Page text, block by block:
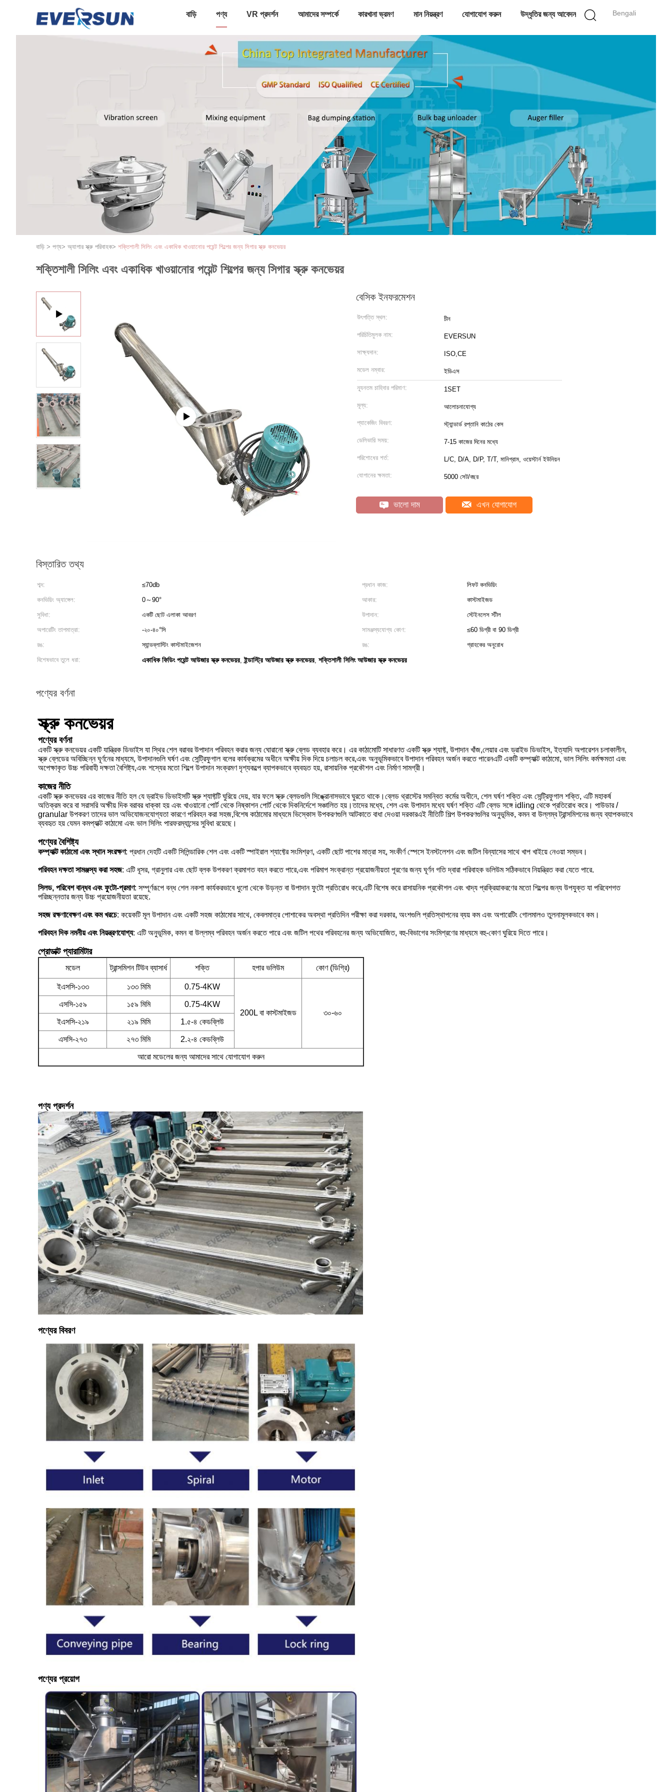
Bengali
বাড়ি পণ্য VR প্রদর্শন আমাদের সম্পর্কে কারখানা ভ্রমণ মান নিয়ন্ত্রণ যোগাযোগ করুন উদ্ধৃতির জন্য আবেদন
বাড়ি > পণ্য> অ্যাগার স্ক্রু পরিবাহক> শক্তিশালী সিলিং এবং একাধিক খাওয়ানোর পয়েন্ট শিল্পের জন্য সিগার স্ক্রু কনভেয়র
শক্তিশালী সিলিং এবং একাধিক খাওয়ানোর পয়েন্ট শিল্পের জন্য সিগার স্ক্রু কনভেয়র
বেসিক ইনফরমেশন
উৎপত্তি স্থল: চীন
পরিচিতিমুলক নাম: EVERSUN
সাক্ষ্যদান: ISO,CE
মডেল নম্বার: ইডিএস
ন্যূনতম চাহিদার পরিমাণ: 1SET
মূল্য: আলোচনাযোগ্য
প্যাকেজিং বিবরণ: স্ট্যান্ডার্ড রপ্তানি কাঠের কেস
ডেলিভারি সময়: 7-15 কাজের দিনের মধ্যে
পরিশোধের শর্ত: L/C, D/A, D/P, T/T, মানিগ্রাম, ওয়েস্টার্ন ইউনিয়ন
যোগানের ক্ষমতা: 5000 সেট/বছর
ভালো দাম এখন যোগাযোগ
বিস্তারিত তথ্য
শব্দ: ≤70db প্রধান কাজ:
লিফট কনভিয়িং
কনভিয়িং অ্যাঙ্গেল:
0～90° আকার:
কাস্টমাইজড
সুবিধা:
একটি ছোট এলাকা আবরণ উপাদান:
স্টেইনলেস স্টীল
অপারেটিং তাপমাত্রা:
-২০-৪০°সি সামঞ্জস্যযোগ্য কোণ:
≤60 ডিগ্রী বা 90 ডিগ্রী
রঙ:
স্যান্ডব্লাস্টিং কাস্টমাইজেশন রঙ:
গ্রাহকের অনুরোধ
বিশেষভাবে তুলে ধরা:
একাধিক ফিডিং পয়েন্ট আউজার স্ক্রু কনভেয়র,ইন্ডাস্ট্রি আউজার স্ক্রু কনভেয়র, শক্তিশালী সিলিং আউজার স্ক্রু কনভেয়র
পণ্যের বর্ণনা
স্ক্রু কনভেয়র
পণ্যের বর্ণনা
একটি স্ক্রু কনভেয়র একটি যান্ত্রিক ডিভাইস যা স্থির শেল বরাবর উপাদান পরিবহন করার জন্য ঘোরানো স্ক্রু ব্লেড ব্যবহার করে। এর কাঠামোটি সাধারণত একটি স্ক্রু শ্যাফ্ট, উপাদান খাঁজ,লেয়ার এবং ড্রাইভ ডিভাইস, ইত্যাদি অপারেশন চলাকালীন,
স্ক্রু ব্লেডের অবিচ্ছিন্ন ঘূর্ণনের মাধ্যমে, উপাদানগুলি ঘর্ষণ এবং সেন্ট্রিফুগাল বলের কার্যক্রমের অধীনে অক্ষীয় দিক দিয়ে চলাচল করে,এবং অনুভূমিকভাবে উপাদান পরিবহন অর্জন করতে পারেনএটি একটি কম্প্যাক্ট কাঠামো, ভাল সিলিং কর্মক্ষমতা এবং
অপেক্ষাকৃত উচ্চ পরিবাহী দক্ষতা বৈশিষ্ট্য,এবং শস্যের মতো শিল্পে উপাদান সংক্রমণ দৃশ্যকল্পে ব্যাপকভাবে ব্যবহৃত হয়, রাসায়নিক প্রকৌশল এবং নির্মাণ সামগ্রী।
কাজের নীতি
একটি স্ক্রু কনভেয়র এর কাজের নীতি হল যে ড্রাইভ ডিভাইসটি স্ক্রু শ্যাফ্টটি ঘুরিয়ে দেয়, যার ফলে স্ক্রু ব্লেডগুলি সিঙ্ক্রোনাসভাবে ঘুরতে থাকে।ব্লেড থ্রাস্টের সমন্বিত কর্মের অধীনে, শেল ঘর্ষণ শক্তি এবং সেন্ট্রিফুগাল শক্তি, এটি মহাকর্ষ
অতিক্রম করে বা সরাসরি অক্ষীয় দিক বরাবর ধাক্কা হয় এবং খাওয়ানো পোর্ট থেকে নিষ্কাশন পোর্ট থেকে দিকনির্দেশে সঞ্চালিত হয়।তাদের মধ্যে, শেল এবং উপাদান মধ্যে ঘর্ষণ শক্তি এটি ব্লেড সঙ্গে idling থেকে প্রতিরোধ করে। পাউডার /
granular উপকরণ তাদের ভাল অভিযোজনযোগ্যতা কারণে পরিবহন করা সহজ,বিশেষ কাঠামোর মাধ্যমে ভিস্কোস উপকরণগুলি আটকাতে বাধা দেওয়া দরকারএই নীতিটি শিল্প উপকরণগুলির অনুভূমিক, কমন বা উল্লম্ব ট্রান্সমিশনের জন্য ব্যাপকভাবে
ব্যবহৃত হয় যেমন কমপ্যাক্ট কাঠামো এবং ভাল সিলিং পারফরম্যান্সের সুবিধা রয়েছে।
পণ্যের বৈশিষ্ট্য
কম্প্যাক্ট কাঠামো এবং স্থান সংরক্ষণ: প্রধান দেহটি একটি সিলিন্ডারিক শেল এবং একটি স্পাইরাল শ্যাফ্টের সংমিশ্রণ, একটি ছোট পাশের মাত্রা সহ, সংকীর্ণ স্পেসে ইনস্টলেশন এবং জটিল বিন্যাসের সাথে খাপ খাইয়ে নেওয়া সম্ভব।
পরিবহন দক্ষতা সামঞ্জস্য করা সহজ: এটি ধূসর, গ্রানুলার এবং ছোট ব্লক উপকরণ ক্রমাগত বহন করতে পারে,এবং পরিমাপ সংক্রান্ত প্রয়োজনীয়তা পূরণের জন্য ঘূর্ণন গতি দ্বারা পরিবাহক ভলিউম সঠিকভাবে নিয়ন্ত্রিত করা যেতে পারে.
সিলড, পরিবেশ বান্ধব এবং ফুটো-প্রমাণ: সম্পূর্ণরূপে বন্ধ শেল নকশা কার্যকরভাবে ধুলো থেকে উড়ন্ত বা উপাদান ফুটো প্রতিরোধ করে,এটি বিশেষ করে রাসায়নিক প্রকৌশল এবং খাদ্য প্রক্রিয়াকরণের মতো শিল্পের জন্য উপযুক্ত যা পরিবেশগত
পরিচ্ছন্নতার জন্য উচ্চ প্রয়োজনীয়তা রয়েছে.
সহজ রক্ষণাবেক্ষণ এবং কম খরচে: কয়েকটি মূল উপাদান এবং একটি সহজ কাঠামোর সাথে, কেবলমাত্র পোশাকের অবস্থা প্রতিদিন পরীক্ষা করা দরকার, অংশগুলি প্রতিস্থাপনের ব্যয় কম এবং অপারেটিং গোলমালও তুলনামূলকভাবে কম।
পরিবহন দিক নমনীয় এবং নিয়ন্ত্রণযোগ্য: এটি অনুভূমিক, কমন বা উল্লম্ব পরিবহন অর্জন করতে পারে এবং জটিল পথের পরিবহনের জন্য অভিযোজিত, বহু-বিভাগের সংমিশ্রণের মাধ্যমে বহু-কোণ ঘুরিয়ে দিতে পারে।
প্রোডাক্ট প্যারামিটার
মডেল ট্রান্সমিশন টিউব ব্যাসার্ধ শক্তি হপার ভলিউম কোণ (ডিগ্রি)
ইএসসি-১৩৩ ১৩৩ মিমি 0.75-4KW
200L বা কাস্টমাইজড ৩০-৬০
এসসি-১৫৯ ১৫৯ মিমি 0.75-4KW
ইএসসি-২১৯ ২১৯ মিমি 1.৫-৪ কেডব্লিউ
এসসি-২৭৩ ২৭৩ মিমি 2.২-৪ কেডব্লিউ
আরো মডেলের জন্য আমাদের সাথে যোগাযোগ করুন
পণ্য প্রদর্শন
পণ্যের বিবরণ
পণ্যের প্রয়োগ